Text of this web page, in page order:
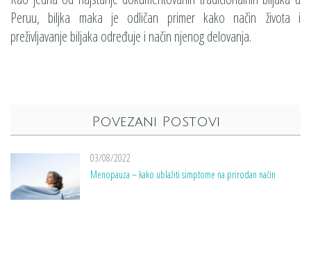
Peruu, biljka maka je odličan primer kako način života i
preživljavanje biljaka određuje i način njenog delovanja.
Povezani Postovi
03/08/2022
Menopauza – kako ublažiti simptome na prirodan način